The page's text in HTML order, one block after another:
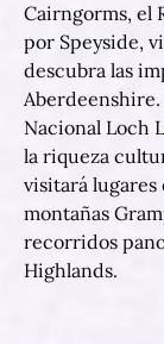
Cairngorms, el
por Speyside,
descubra las
Aberdeenshire.
Nacional Loch
la riqueza
visitará lugares
montañas
recorridos
Highlands.